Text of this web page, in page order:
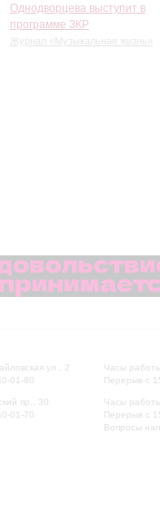
Однодворцева выступит в
программе ЗКР
Журнал «Музыкальная жизнь»
ул., 2
01-80
пр., 30
01-70
Часы
Перерыв с
Часы
Перерыв с
Вопросы